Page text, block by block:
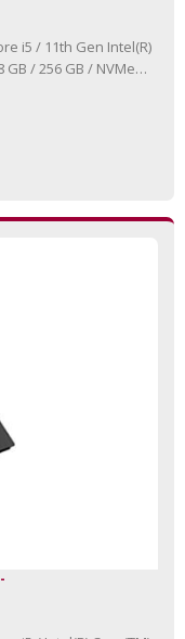
i5 / 11th Gen Intel(R)
GB / 256 GB / NVMe